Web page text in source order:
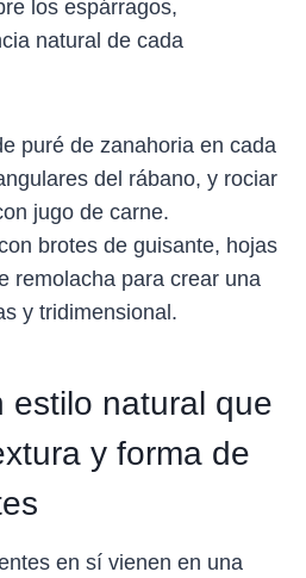
los espárragos,
natural de cada
puré de zanahoria en cada
del rábano, y rociar
jugo de carne.
brotes de guisante, hojas
remolacha para crear una
y tridimensional.
estilo natural que
y forma de
en sí vienen en una